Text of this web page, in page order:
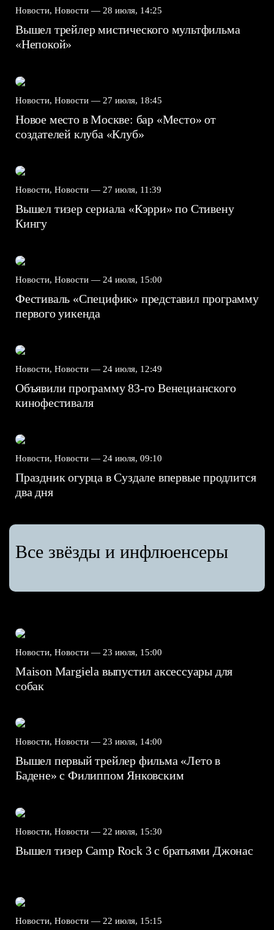
Новости, Новости — 28 июля, 14:25
Вышел трейлер мистического мультфильма
«Непокой»
Новости, Новости — 27 июля, 18:45
Новое место в Москве: бар «Место» от
создателей клуба «Клуб»
Новости, Новости — 27 июля, 11:39
Вышел тизер сериала «Кэрри» по Стивену
Кингу
Новости, Новости — 24 июля, 15:00
Фестиваль «Специфик» представил программу
первого уикенда
Новости, Новости — 24 июля, 12:49
Объявили программу 83-го Венецианского
кинофестиваля
Новости, Новости — 24 июля, 09:10
Праздник огурца в Суздале впервые продлится
два дня
Все звёзды и инфлюенсеры
Новости, Новости — 23 июля, 15:00
Maison Margiela выпустил аксессуары для
собак
Новости, Новости — 23 июля, 14:00
Вышел первый трейлер фильма «Лето в
Бадене» с Филиппом Янковским
Новости, Новости — 22 июля, 15:30
Вышел тизер Camp Rock 3 с братьями Джонас
Новости, Новости — 22 июля, 15:15